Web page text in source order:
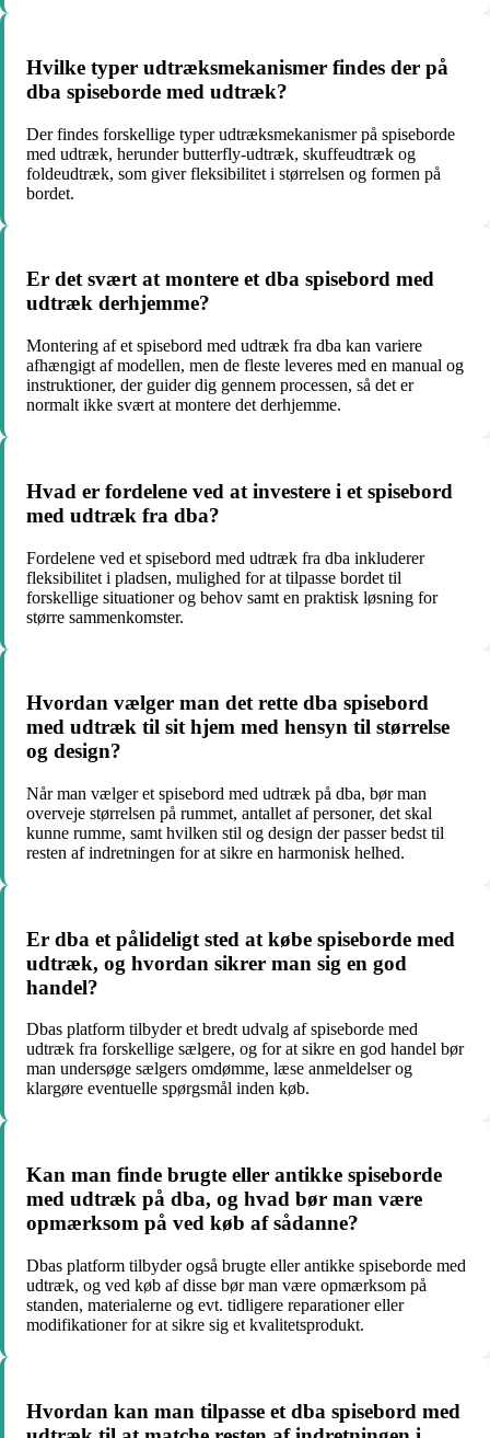
Hvilke typer udtræksmekanismer findes der på
dba spiseborde med udtræk?
Der findes forskellige typer udtræksmekanismer på spiseborde
med udtræk, herunder butterfly-udtræk, skuffeudtræk og
foldeudtræk, som giver fleksibilitet i størrelsen og formen på
bordet.
Er det svært at montere et dba spisebord med
udtræk derhjemme?
Montering af et spisebord med udtræk fra dba kan variere
afhængigt af modellen, men de fleste leveres med en manual og
instruktioner, der guider dig gennem processen, så det er
normalt ikke svært at montere det derhjemme.
Hvad er fordelene ved at investere i et spisebord
med udtræk fra dba?
Fordelene ved et spisebord med udtræk fra dba inkluderer
fleksibilitet i pladsen, mulighed for at tilpasse bordet til
forskellige situationer og behov samt en praktisk løsning for
større sammenkomster.
Hvordan vælger man det rette dba spisebord
med udtræk til sit hjem med hensyn til størrelse
og design?
Når man vælger et spisebord med udtræk på dba, bør man
overveje størrelsen på rummet, antallet af personer, det skal
kunne rumme, samt hvilken stil og design der passer bedst til
resten af indretningen for at sikre en harmonisk helhed.
Er dba et pålideligt sted at købe spiseborde med
udtræk, og hvordan sikrer man sig en god
handel?
Dbas platform tilbyder et bredt udvalg af spiseborde med
udtræk fra forskellige sælgere, og for at sikre en god handel bør
man undersøge sælgers omdømme, læse anmeldelser og
klargøre eventuelle spørgsmål inden køb.
Kan man finde brugte eller antikke spiseborde
med udtræk på dba, og hvad bør man være
opmærksom på ved køb af sådanne?
Dbas platform tilbyder også brugte eller antikke spiseborde med
udtræk, og ved køb af disse bør man være opmærksom på
standen, materialerne og evt. tidligere reparationer eller
modifikationer for at sikre sig et kvalitetsprodukt.
Hvordan kan man tilpasse et dba spisebord med